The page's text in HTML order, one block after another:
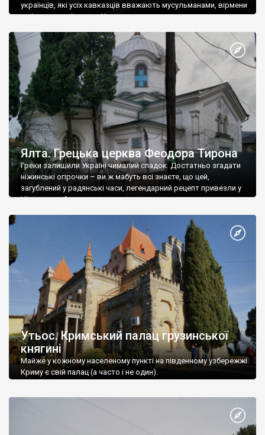
українців, які усіх кавказців вважають мусульманами, вірмени
є відданими вірянами Христа
Ялта. Грецька церква Феодора Тирона
Греки залишили Україні чималий спадок. Достатньо згадати
ніжинські огірочки – ви ж мабуть всі знаєте, що цей,
загублений у радянські часи, легендарний рецепт привезли у
Ніжин греки?
Утьос. Кримський палац грузинської
княгині
Майже у кожному населеному пункті на південному узбережжі
Криму є свій палац (а часто і не один).